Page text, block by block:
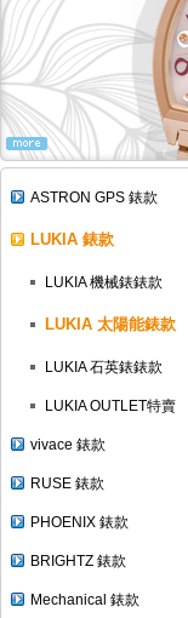
ASTRON GPS 錶款
LUKIA 錶款
LUKIA 機械錶錶款
LUKIA 太陽能錶款
LUKIA 石英錶錶款
LUKIA OUTLET特賣
vivace 錶款
RUSE 錶款
PHOENIX 錶款
BRIGHTZ 錶款
Mechanical 錶款